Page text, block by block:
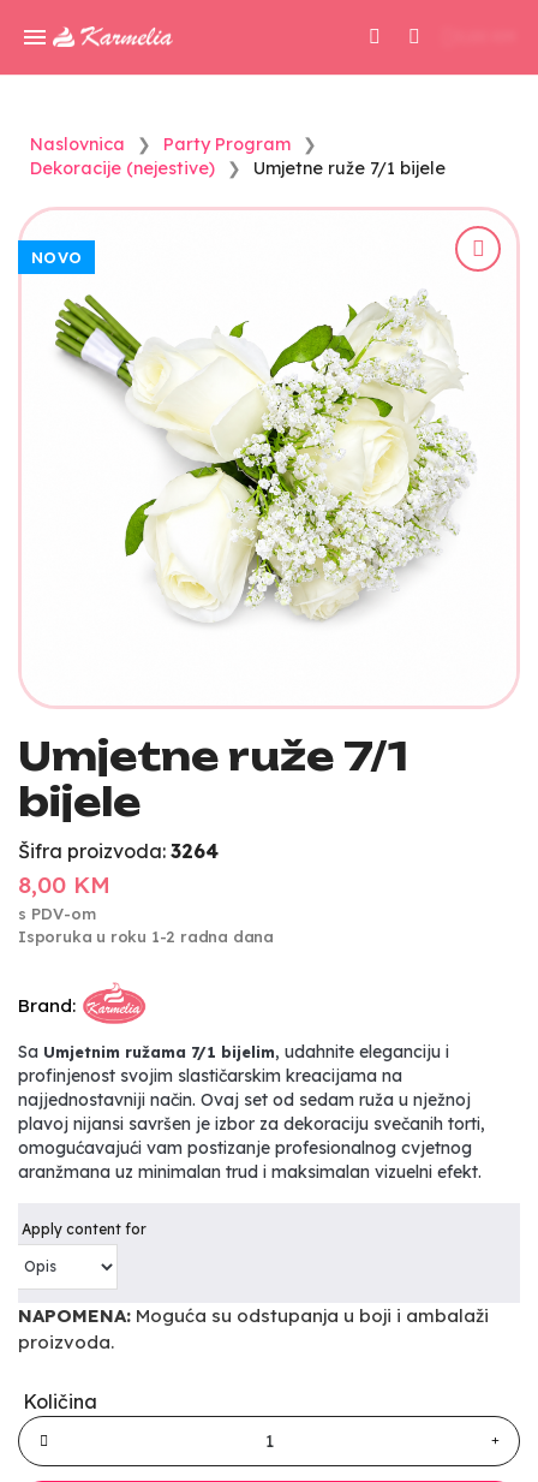
Naslovnica
Party Program
Dekoracije (nejestive)
Umjetne ruže 7/1 bijele
NOVO
Umjetne ruže 7/1
bijele
Šifra proizvoda: 3264
8,00 KM
s PDV-om
Isporuka u roku 1-2 radna dana
Brand:
Sa Umjetnim ružama 7/1 bijelim, udahnite eleganciju i
profinjenost svojim slastičarskim kreacijama na
najjednostavniji način. Ovaj set od sedam ruža u nježnoj
plavoj nijansi savršen je izbor za dekoraciju svečanih torti,
omogućavajući vam postizanje profesionalnog cvjetnog
aranžmana uz minimalan trud i maksimalan vizuelni efekt.
Apply content for
NAPOMENA: Moguća su odstupanja u boji i ambalaži
proizvoda.
Količina